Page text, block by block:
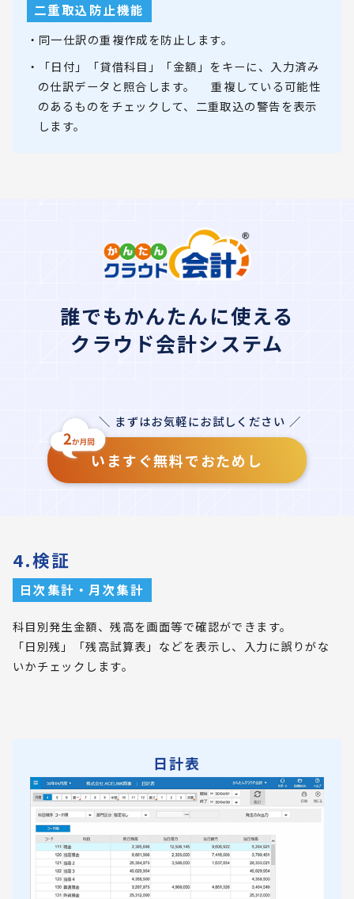
二重取込防止機能
・同一仕訳の重複作成を防止します。
・「日付」「貸借科目」「金額」をキーに、入力済み
の仕訳データと照合します。 重複している可能性
のあるものをチェックして、二重取込の警告を表示
します。
誰でもかんたんに使える
クラウド会計システム
＼ まずはお気軽にお試しください ／
いますぐ無料でおためし
4.検証
日次集計・月次集計
科目別発生金額、残高を画面等で確認ができます。
「日別残」「残高試算表」などを表示し、入力に誤りがな
いかチェックします。
日計表